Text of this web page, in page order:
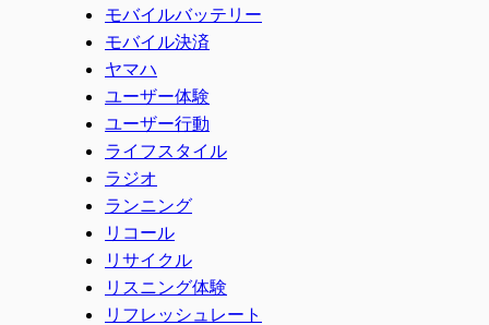
モバイルバッテリー
モバイル決済
ヤマハ
ユーザー体験
ユーザー行動
ライフスタイル
ラジオ
ランニング
リコール
リサイクル
リスニング体験
リフレッシュレート